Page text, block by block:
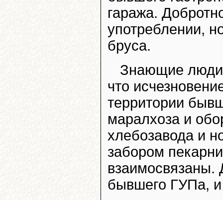
гаража.
употреблении,
бруса.
Знающие люди
что
территории
маралхоза и
хлебозавода и
забором пекарни
взаимосвязаны.
бывшего ГУПа, и